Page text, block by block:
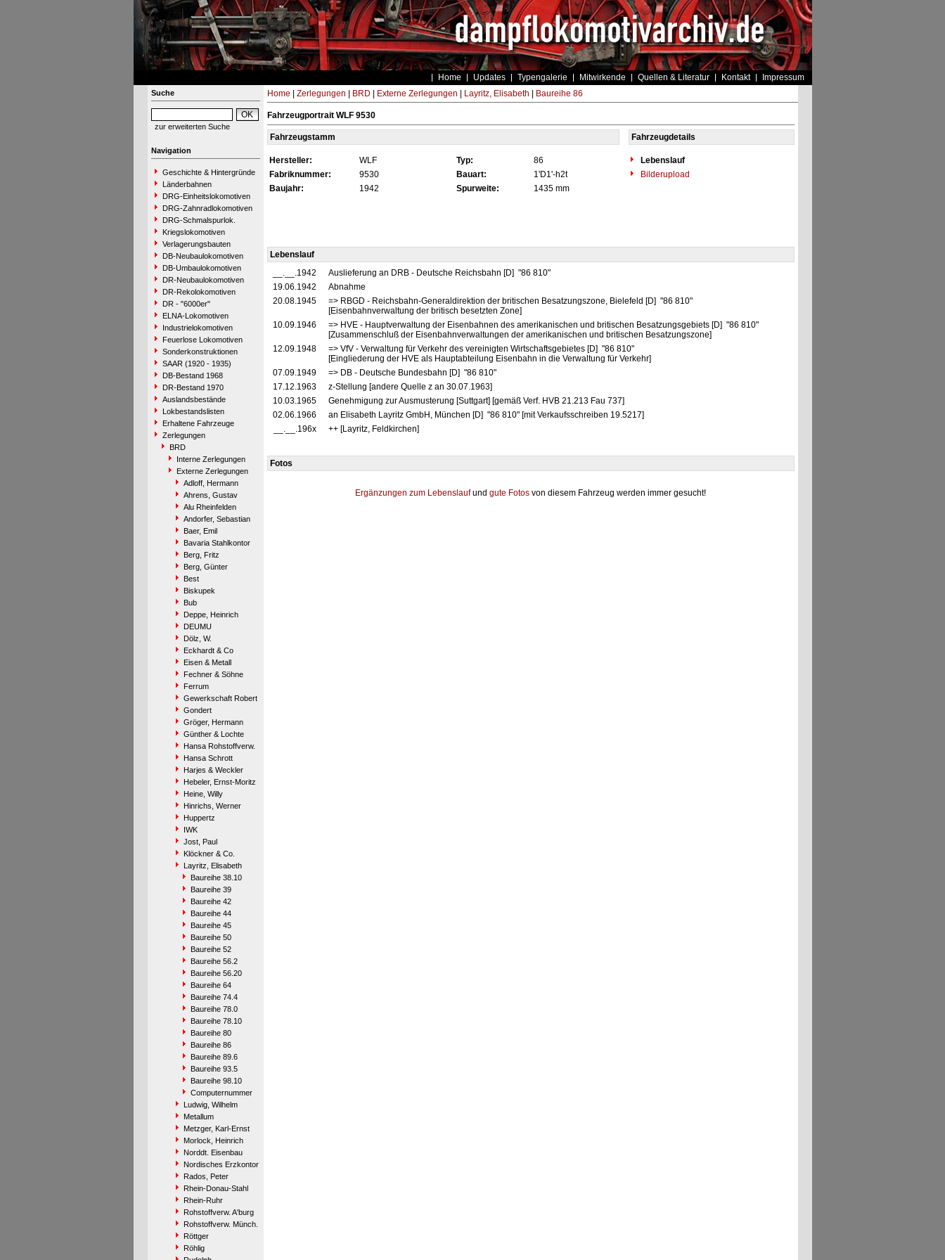
Home Updates Typengalerie Mitwirkende Quellen & Literatur Kontakt Impressum
Suche
zur erweiterten Suche
Navigation
Geschichte & Hintergründe
Länderbahnen
DRG-Einheitslokomotiven
DRG-Zahnradlokomotiven
DRG-Schmalspurlok.
Kriegslokomotiven
Verlagerungsbauten
DB-Neubaulokomotiven
DB-Umbaulokomotiven
DR-Neubaulokomotiven
DR-Rekolokomotiven
DR - "6000er"
ELNA-Lokomotiven
Industrielokomotiven
Feuerlose Lokomotiven
Sonderkonstruktionen
SAAR (1920 - 1935)
DB-Bestand 1968
DR-Bestand 1970
Auslandsbestände
Lokbestandslisten
Erhaltene Fahrzeuge
Zerlegungen
BRD
Interne Zerlegungen
Externe Zerlegungen
Adloff, Hermann
Ahrens, Gustav
Alu Rheinfelden
Andorfer, Sebastian
Baer, Emil
Bavaria Stahlkontor
Berg, Fritz
Berg, Günter
Best
Biskupek
Bub
Deppe, Heinrich
DEUMU
Dölz, W.
Eckhardt & Co
Eisen & Metall
Fechner & Söhne
Ferrum
Gewerkschaft Robert
Gondert
Gröger, Hermann
Günther & Lochte
Hansa Rohstoffverw.
Hansa Schrott
Harjes & Weckler
Hebeler, Ernst-Moritz
Heine, Willy
Hinrichs, Werner
Huppertz
IWK
Jost, Paul
Klöckner & Co.
Layritz, Elisabeth
Baureihe 38.10
Baureihe 39
Baureihe 42
Baureihe 44
Baureihe 45
Baureihe 50
Baureihe 52
Baureihe 56.2
Baureihe 56.20
Baureihe 64
Baureihe 74.4
Baureihe 78.0
Baureihe 78.10
Baureihe 80
Baureihe 86
Baureihe 89.6
Baureihe 93.5
Baureihe 98.10
Computernummer
Ludwig, Wilhelm
Metallum
Metzger, Karl-Ernst
Morlock, Heinrich
Norddt. Eisenbau
Nordisches Erzkontor
Rados, Peter
Rhein-Donau-Stahl
Rhein-Ruhr
Rohstoffverw. A'burg
Rohstoffverw. Münch.
Röttger
Röhlig
Home Zerlegungen BRD Externe Zerlegungen Layritz, Elisabeth Baureihe 86
Fahrzeugportrait WLF 9530
Fahrzeugstamm Fahrzeugdetails
Hersteller: WLF Typ: 86
Lebenslauf
Fabriknummer:
9530 Bauart: 1'D1'-h2t
Bilderupload
Baujahr:
1942 Spurweite: 1435 mm
Lebenslauf
__.__.1942
Auslieferung an DRB - Deutsche Reichsbahn [D] "86 810"
19.06.1942
Abnahme
20.08.1945
=> RBGD - Reichsbahn-Generaldirektion der britischen Besatzungszone, Bielefeld [D] "86 810"
[Eisenbahnverwaltung der britisch besetzten Zone]
10.09.1946
=> HVE - Hauptverwaltung der Eisenbahnen des amerikanischen und britischen Besatzungsgebiets [D] "86 810"
[Zusammenschluß der Eisenbahnverwaltungen der amerikanischen und britischen Besatzungszone]
12.09.1948
=> VfV - Verwaltung für Verkehr des vereinigten Wirtschaftsgebietes [D] "86 810"
[Eingliederung der HVE als Hauptabteilung Eisenbahn in die Verwaltung für Verkehr]
07.09.1949
=> DB - Deutsche Bundesbahn [D] "86 810"
17.12.1963
z-Stellung [andere Quelle z an 30.07.1963]
10.03.1965
Genehmigung zur Ausmusterung [Suttgart] [gemäß Verf. HVB 21.213 Fau 737]
02.06.1966
an Elisabeth Layritz GmbH, München [D] "86 810" [mit Verkaufsschreiben 19.5217]
__.__.196x
++ [Layritz, Feldkirchen]
Fotos
Ergänzungen zum Lebenslaufund gute Fotos von diesem Fahrzeug werden immer gesucht!